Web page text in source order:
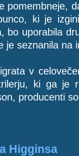
pomembneje,
ki je
bo uporabila
je seznanila na
v
ki ga je
producenti
Higginsa